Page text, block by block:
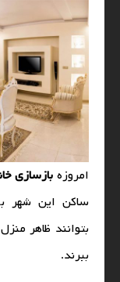
امروزه بازسازی
ساکن این شهر
بتوانند ظاهر
ببرند.